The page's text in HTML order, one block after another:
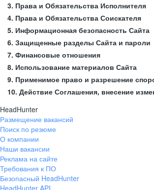
3. Права и Обязательства Исполнителя
4. Права и Обязательства Соискателя
5. Информационная безопасность Сайта
6. Защищенные разделы Сайта и пароли
7. Финансовые отношения
8. Использование материалов Сайта
9. Применимое право и разрешение
10. Действие Соглашения, внесение
HeadHunter
Размещение вакансий
Поиск по резюме
О компании
Наши вакансии
Реклама на сайте
Требования к ПО
Безопасный HeadHunter
HeadHunter API